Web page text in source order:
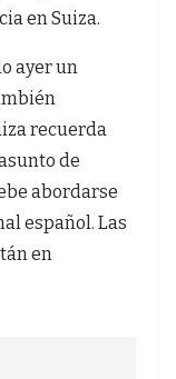
en Suiza.
ayer un
recuerda
de
abordarse
español. Las
en